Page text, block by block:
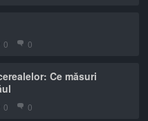
0 0
Ce măsuri
0 0